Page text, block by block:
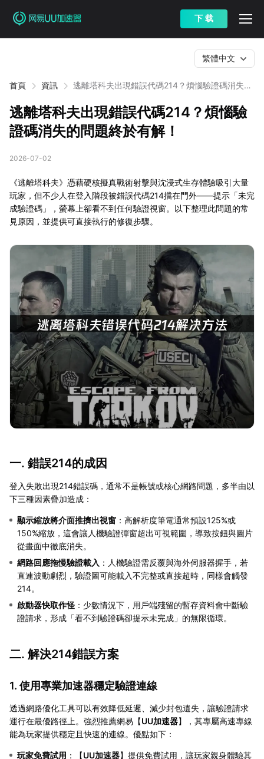
下 载
首頁 資訊
逃離塔科夫出現錯誤代碼214？煩惱驗證碼消失的
繁體中文
逃離塔科夫出現錯誤代碼214？煩惱驗
證碼消失的問題終於有解！
2026-07-02
《逃離塔科夫》憑藉硬核擬真戰術射擊與沈浸式生存體驗吸引大量
玩家，但不少人在登入階段被錯誤代碼214擋在門外——提示「未完
成驗證碼」，螢幕上卻看不到任何驗證視窗。以下整理此問題的常
見原因，並提供可直接執行的修復步驟。
一. 錯誤214的成因
登入失敗出現214錯誤碼，通常不是帳號或核心網路問題，多半由以
下三種因素疊加造成：
顯示縮放將介面推擠出視窗 ：高解析度筆電通常預設125%或
150%縮放，這會讓人機驗證彈窗超出可視範圍，導致按鈕與圖片
從畫面中徹底消失。
網路回應拖慢驗證載入 ：人機驗證需反覆與海外伺服器握手，若
直連波動劇烈，驗證圖可能載入不完整或直接超時，同樣會觸發
214。
啟動器快取作怪 ：少數情況下，用戶端殘留的暫存資料會中斷驗
證請求，形成「看不到驗證碼卻提示未完成」的無限循環。
二. 解決214錯誤方案
1. 使用專業加速器穩定驗證連線
透過網路優化工具可以有效降低延遲、減少封包遺失，讓驗證請求
運行在最優路徑上。強烈推薦網易【UU加速器】，其專屬高速專線
能為玩家提供穩定且快速的連線。優點如下：
玩家免費試用 ：【UU加速器】提供免費試用，讓玩家親身體驗其